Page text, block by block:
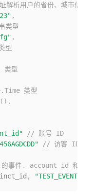
析用户的省份、城市信息
,
类型
,
型
型
类型
( ) ,
// 账号 ID
// 访客 ID
的事件. account_id 和
, "TEST_EVENT"